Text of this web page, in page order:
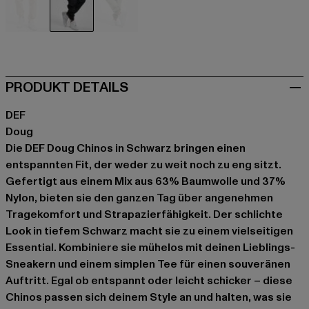
PRODUKT DETAILS
DEF
Doug
Die DEF Doug Chinos in Schwarz bringen einen
entspannten Fit, der weder zu weit noch zu eng sitzt.
Gefertigt aus einem Mix aus 63% Baumwolle und 37%
Nylon, bieten sie den ganzen Tag über angenehmen
Tragekomfort und Strapazierfähigkeit. Der schlichte
Look in tiefem Schwarz macht sie zu einem vielseitigen
Essential. Kombiniere sie mühelos mit deinen Lieblings-
Sneakern und einem simplen Tee für einen souveränen
Auftritt. Egal ob entspannt oder leicht schicker – diese
Chinos passen sich deinem Style an und halten, was sie